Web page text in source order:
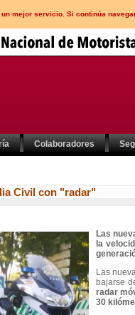
mejor servicio. Si continúa
Colaboradores
Civil con "radar"
Las
la
Las
bajarse
radar
30